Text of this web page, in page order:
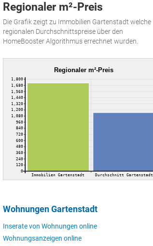
Regionaler m²-Preis
Die Grafik zeigt zu Immobilien Gartenstadt welche
regionalen Durchschnittspreise über den
HomeBooster Algorithmus errechnet wurden.
Regionaler m²-Preis
0
120
240
360
480
600
720
840
960
1,080
1,200
1,320
1,440
1,560
1,680
1,800
Immobilien Gartenstadt Durchschnitt Gartenstadt
Wohnungen Gartenstadt
Inserate von Wohnungen online
Wohnungsanzeigen online